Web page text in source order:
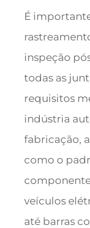
É
inspeção
todas as
requisitos
indústria
fabricação,
como o
veículos
até barras